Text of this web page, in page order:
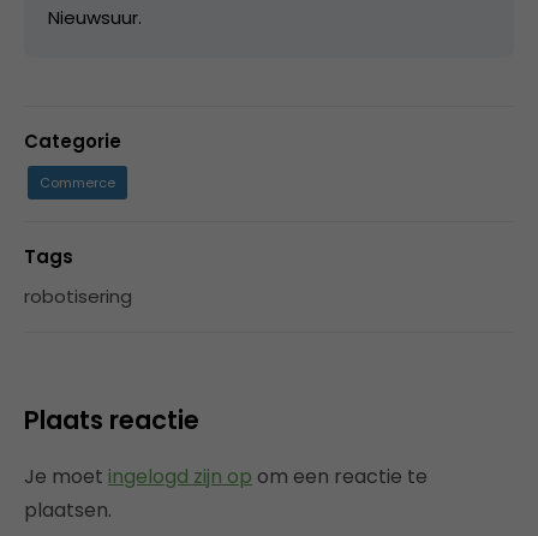
Nieuwsuur.
Categorie
Commerce
Tags
robotisering
Plaats reactie
Je moet ingelogd zijn op om een reactie te
plaatsen.